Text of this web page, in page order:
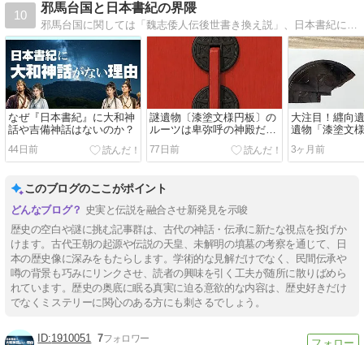
10
邪馬台国と日本書紀の界隈
邪馬台国に関しては「魏志倭人伝後世書き換え説」、日本書紀に関しては「原日本紀仮説による復元紀年」にもとづいた考察をつづっています。
なぜ『日本書紀』に大和神
話や吉備神話はないのか？
44日前
謎遺物〔漆塗文様円板〕の
ルーツは卑弥呼の神殿だっ
77日前
大注目！纒向
遺物「漆塗文
3ヶ月前
このブログのここがポイント
史実と伝説を融合させ新発見を示唆
歴史の空白や謎に挑む記事群は、古代の神話・伝承に新たな視点を投げか
けます。古代王朝の起源や伝説の天皇、未解明の墳墓の考察を通じて、日
本の歴史像に深みをもたらします。学術的な見解だけでなく、民間伝承や
噂の背景も巧みにリンクさせ、読者の興味を引く工夫が随所に散りばめら
れています。歴史の奥底に眠る真実に迫る意欲的な内容は、歴史好きだけ
でなくミステリーに関心のある方にも刺さるでしょう。
1910051 7